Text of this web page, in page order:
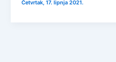
Četvrtak, 17. lipnja 2021.